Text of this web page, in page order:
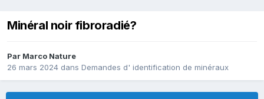
Minéral noir fibroradié?
Par Marco Nature
26 mars 2024 dans Demandes d' identification de minéraux